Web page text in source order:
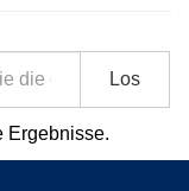
Los
Ergebnisse.